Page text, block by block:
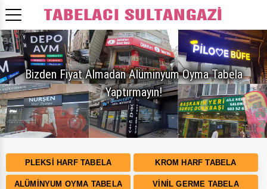
Bizden Fiyat Almadan Alüminyum Oyma Tabela
Yaptırmayın!
PLEKSI HARF TABELA KROM HARF TABELA
ALÜMINYUM OYMA TABELA VINIL GERME TABELA